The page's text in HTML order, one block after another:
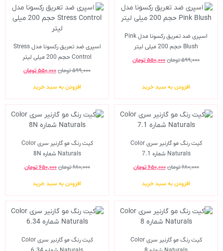
اسپری ضد تعریق رکسونا مدل Pink
Blush حجم 200 میلی لیتر
۵۹۹,۰۰۰تومان۵۵۰,۰۰۰تومان
افزودن به سبد خرید
اسپری ضد تعریق رکسونا مدل Stress
Control حجم 200 میلی لیتر
۵۹۹,۰۰۰تومان۵۵۰,۰۰۰تومان
افزودن به سبد خرید
کیت رنگ مو گارنیر سری Color
Naturals شماره 7.1
۶۸۰,۰۰۰تومان۶۵۰,۰۰۰ تومان
افزودن به سبد خرید
کیت رنگ مو گارنیر سری Color
Naturals شماره 8N
۶۸۰,۰۰۰تومان۶۵۰,۰۰۰ تومان
افزودن به سبد خرید
کیت رنگ مو گارنیر سری Color
کیت رنگ مو گارنیر سری Color